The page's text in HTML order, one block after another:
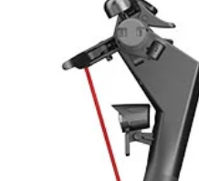
Astro 5s è disponibile in due
Astro 5s CHSM54M-HC: con
Astro 5s CHSM54M(BL)-HC: Total
GOODWE GW1500-
MONOFASE 1 MPPT 1500W
Il nuovo modello GoodWe XS è
Composto da: